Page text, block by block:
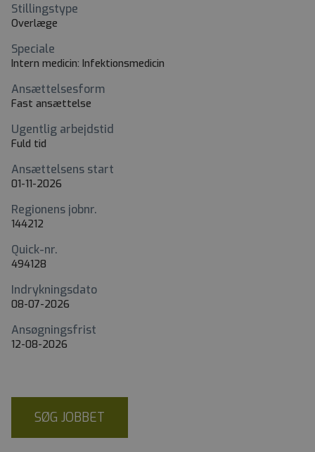
Stillingstype
Overlæge
Speciale
Intern medicin: Infektionsmedicin
Ansættelsesform
Fast ansættelse
Ugentlig arbejdstid
Fuld tid
Ansættelsens start
01-11-2026
Regionens jobnr.
144212
Quick-nr.
494128
Indrykningsdato
08-07-2026
Ansøgningsfrist
12-08-2026
SØG JOBBET